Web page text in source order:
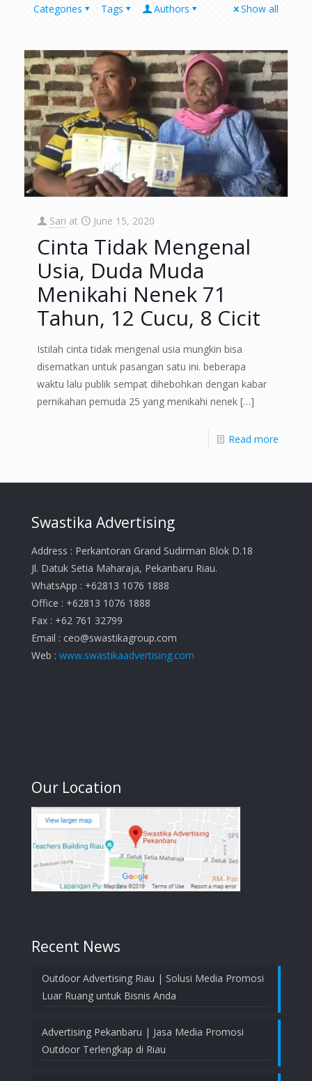
Categories Tags Authors Show all
Sari at June 15, 2020
Cinta Tidak Mengenal
Usia, Duda Muda
Menikahi Nenek 71
Tahun, 12 Cucu, 8 Cicit
Istilah cinta tidak mengenal usia mungkin bisa
disematkan untuk pasangan satu ini. beberapa
waktu lalu publik sempat dihebohkan dengan kabar
pernikahan pemuda 25 yang menikahi nenek […]
Read more
Swastika Advertising
Address : Perkantoran Grand Sudirman Blok D.18
Jl. Datuk Setia Maharaja, Pekanbaru Riau.
WhatsApp : +62813 1076 1888
Office : +62813 1076 1888
Fax : +62 761 32799
Email : ceo@swastikagroup.com
Web : www.swastikaadvertising.com
Our Location
Recent News
Outdoor Advertising Riau | Solusi Media Promosi
Luar Ruang untuk Bisnis Anda
Advertising Pekanbaru | Jasa Media Promosi
Outdoor Terlengkap di Riau